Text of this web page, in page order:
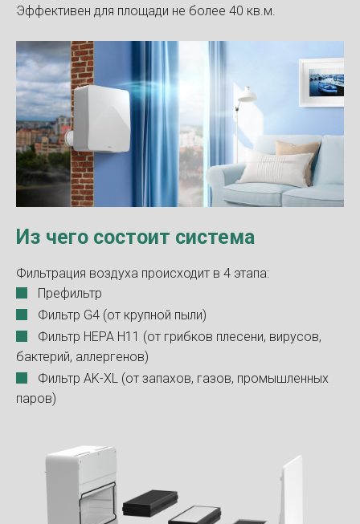
Эффективен для площади не более 40 кв.м.
Из чего состоит система
Фильтрация воздуха происходит в 4 этапа:
Префильтр
Фильтр G4 (от крупной пыли)
Фильтр HEPA H11 (от грибков плесени, вирусов,
бактерий, аллергенов)
Фильтр AK-XL (от запахов, газов, промышленных
паров)